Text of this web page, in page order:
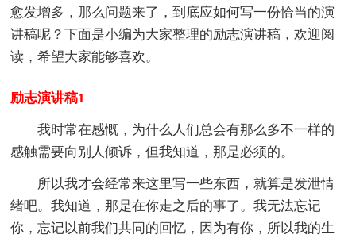
愈发增多，那么问题来了，到底应如何写一份恰当的演
讲稿呢？下面是小编为大家整理的励志演讲稿，欢迎阅
读，希望大家能够喜欢。
励志演讲稿1
我时常在感慨，为什么人们总会有那么多不一样的
感触需要向别人倾诉，但我知道，那是必须的。
所以我才会经常来这里写一些东西，就算是发泄情
绪吧。我知道，那是在你走之后的事了。我无法忘记
你，忘记以前我们共同的回忆，因为有你，所以我的生